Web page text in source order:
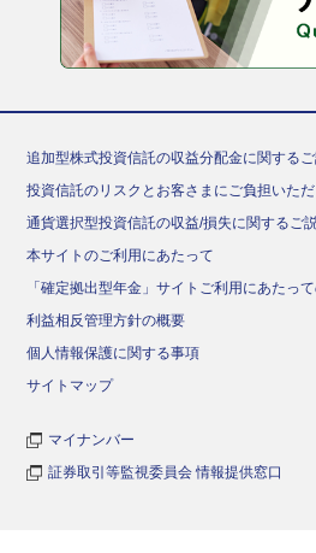
追加型株式投資信託の収益分配金に関するご
投資信託のリスクとお客さまにご負担いた
通貨選択型投資信託の収益/損失に関するご
本サイトのご利用にあたって
「確定拠出型年金」サイトご利用にあたっ
利益相反管理方針の概要
個人情報保護に関する事項
サイトマップ
マイナンバー
証券取引等監視委員会 情報提供窓口